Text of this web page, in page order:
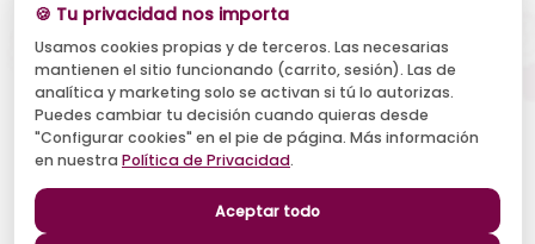
Acepto recibir novedades y ofertas, y el tratamiento de mi
email según la Política de Privacidad . Puedo darme de baja
cuando quiera.
Suscribirse
🍪 Tu privacidad nos importa
Usamos cookies propias y de terceros. Las necesarias
mantienen el sitio funcionando (carrito, sesión). Las de
analítica y marketing solo se activan si tú lo autorizas.
Puedes cambiar tu decisión cuando quieras desde
"Configurar cookies" en el pie de página. Más información
en nuestra Política de Privacidad.
Aceptar todo